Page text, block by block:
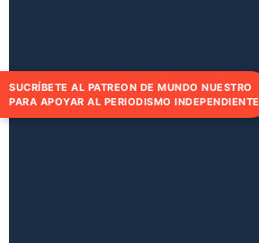
SUCRÍBETE AL PATREON DE MUNDO NUESTRO
PARA APOYAR AL PERIODISMO INDEPENDIENTE